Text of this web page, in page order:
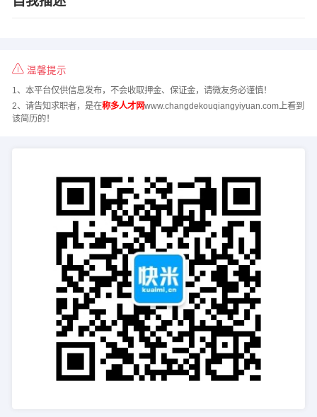
温馨提示
1、本平台仅供信息发布，不会收取押金、保证金，请微友务必谨慎！
2、请告知求职者，是在称多人才网www.changdekouqiangyiyuan.com上看到
该简历的！